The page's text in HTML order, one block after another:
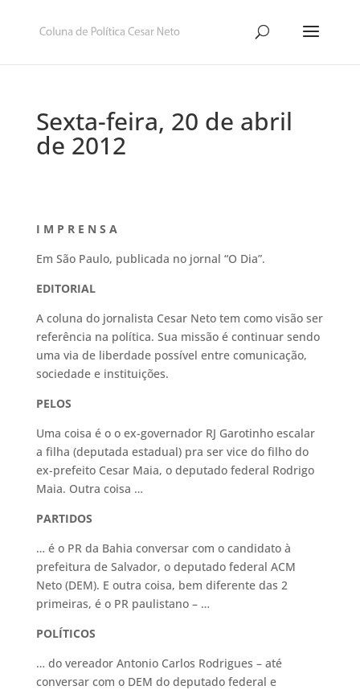
Sexta-feira, 20 de abril
de 2012
I M P R E N S A
Em São Paulo, publicada no jornal “O Dia”.
EDITORIAL
A coluna do jornalista Cesar Neto tem como visão ser
referência na política. Sua missão é continuar sendo
uma via de liberdade possível entre comunicação,
sociedade e instituições.
PELOS
Uma coisa é o o ex-governador RJ Garotinho escalar
a filha (deputada estadual) pra ser vice do filho do
ex-prefeito Cesar Maia, o deputado federal Rodrigo
Maia. Outra coisa …
PARTIDOS
… é o PR da Bahia conversar com o candidato à
prefeitura de Salvador, o deputado federal ACM
Neto (DEM). E outra coisa, bem diferente das 2
primeiras, é o PR paulistano – …
POLÍTICOS
… do vereador Antonio Carlos Rodrigues – até
conversar com o DEM do deputado federal e